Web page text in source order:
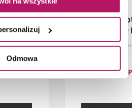
Odmowa
Grys
7,8 mm),
Paradyż
Płytka
9,40